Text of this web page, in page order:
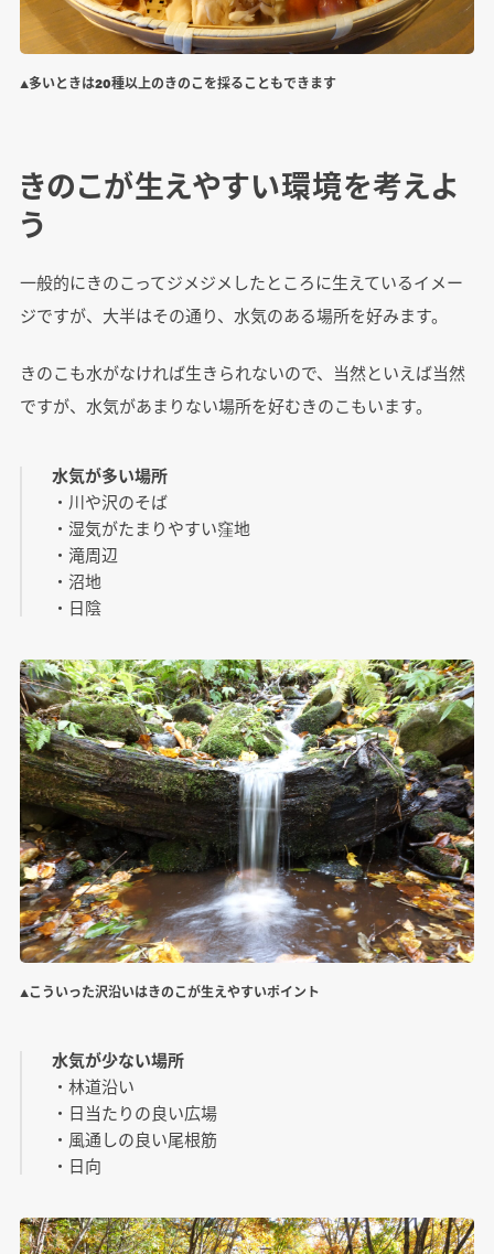
▲多いときは20種以上のきのこを採ることもできます
きのこが生えやすい環境を考えよ
う
一般的にきのこってジメジメしたところに生えているイメー
ジですが、大半はその通り、水気のある場所を好みます。
きのこも水がなければ生きられないので、当然といえば当然
ですが、水気があまりない場所を好むきのこもいます。
水気が多い場所
・川や沢のそば
・湿気がたまりやすい窪地
・滝周辺
・沼地
・日陰
▲こういった沢沿いはきのこが生えやすいポイント
水気が少ない場所
・林道沿い
・日当たりの良い広場
・風通しの良い尾根筋
・日向